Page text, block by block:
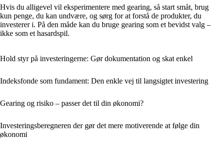
Hvis du alligevel vil eksperimentere med gearing, så start småt, brug
kun penge, du kan undvære, og sørg for at forstå de produkter, du
investerer i. På den måde kan du bruge gearing som et bevidst valg –
ikke som et hasardspil.
Hold styr på investeringerne: Gør dokumentation og skat enkel
Indeksfonde som fundament: Den enkle vej til langsigtet investering
Gearing og risiko – passer det til din økonomi?
Investeringsberegneren der gør det mere motiverende at følge din
økonomi